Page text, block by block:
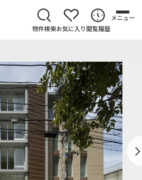
物件検索お気に入り閲覧履歴
メニュー